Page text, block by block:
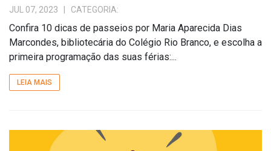
JUL 07, 2023 | CATEGORIA:
Confira 10 dicas de passeios por Maria Aparecida Dias
Marcondes, bibliotecária do Colégio Rio Branco, e escolha a
primeira programação das suas férias:...
LEIA MAIS